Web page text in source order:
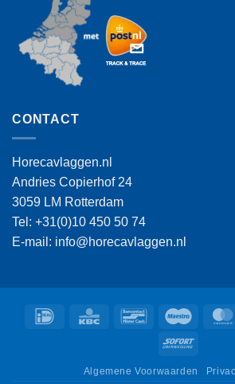
CONTACT
Horecavlaggen.nl
Andries Copierhof 24
3059 LM Rotterdam
Tel: +31(0)10 450 50 74
E-mail: info@horecavlaggen.nl
IDeal KBC BancontactMaestro
Sofort
Algemene Voorwaarden